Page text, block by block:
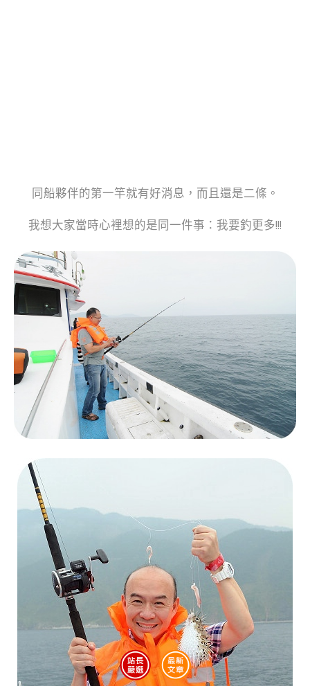
同船夥伴的第一竿就有好消息，而且還是二條。
我想大家當時心裡想的是同一件事：我要釣更多!!!